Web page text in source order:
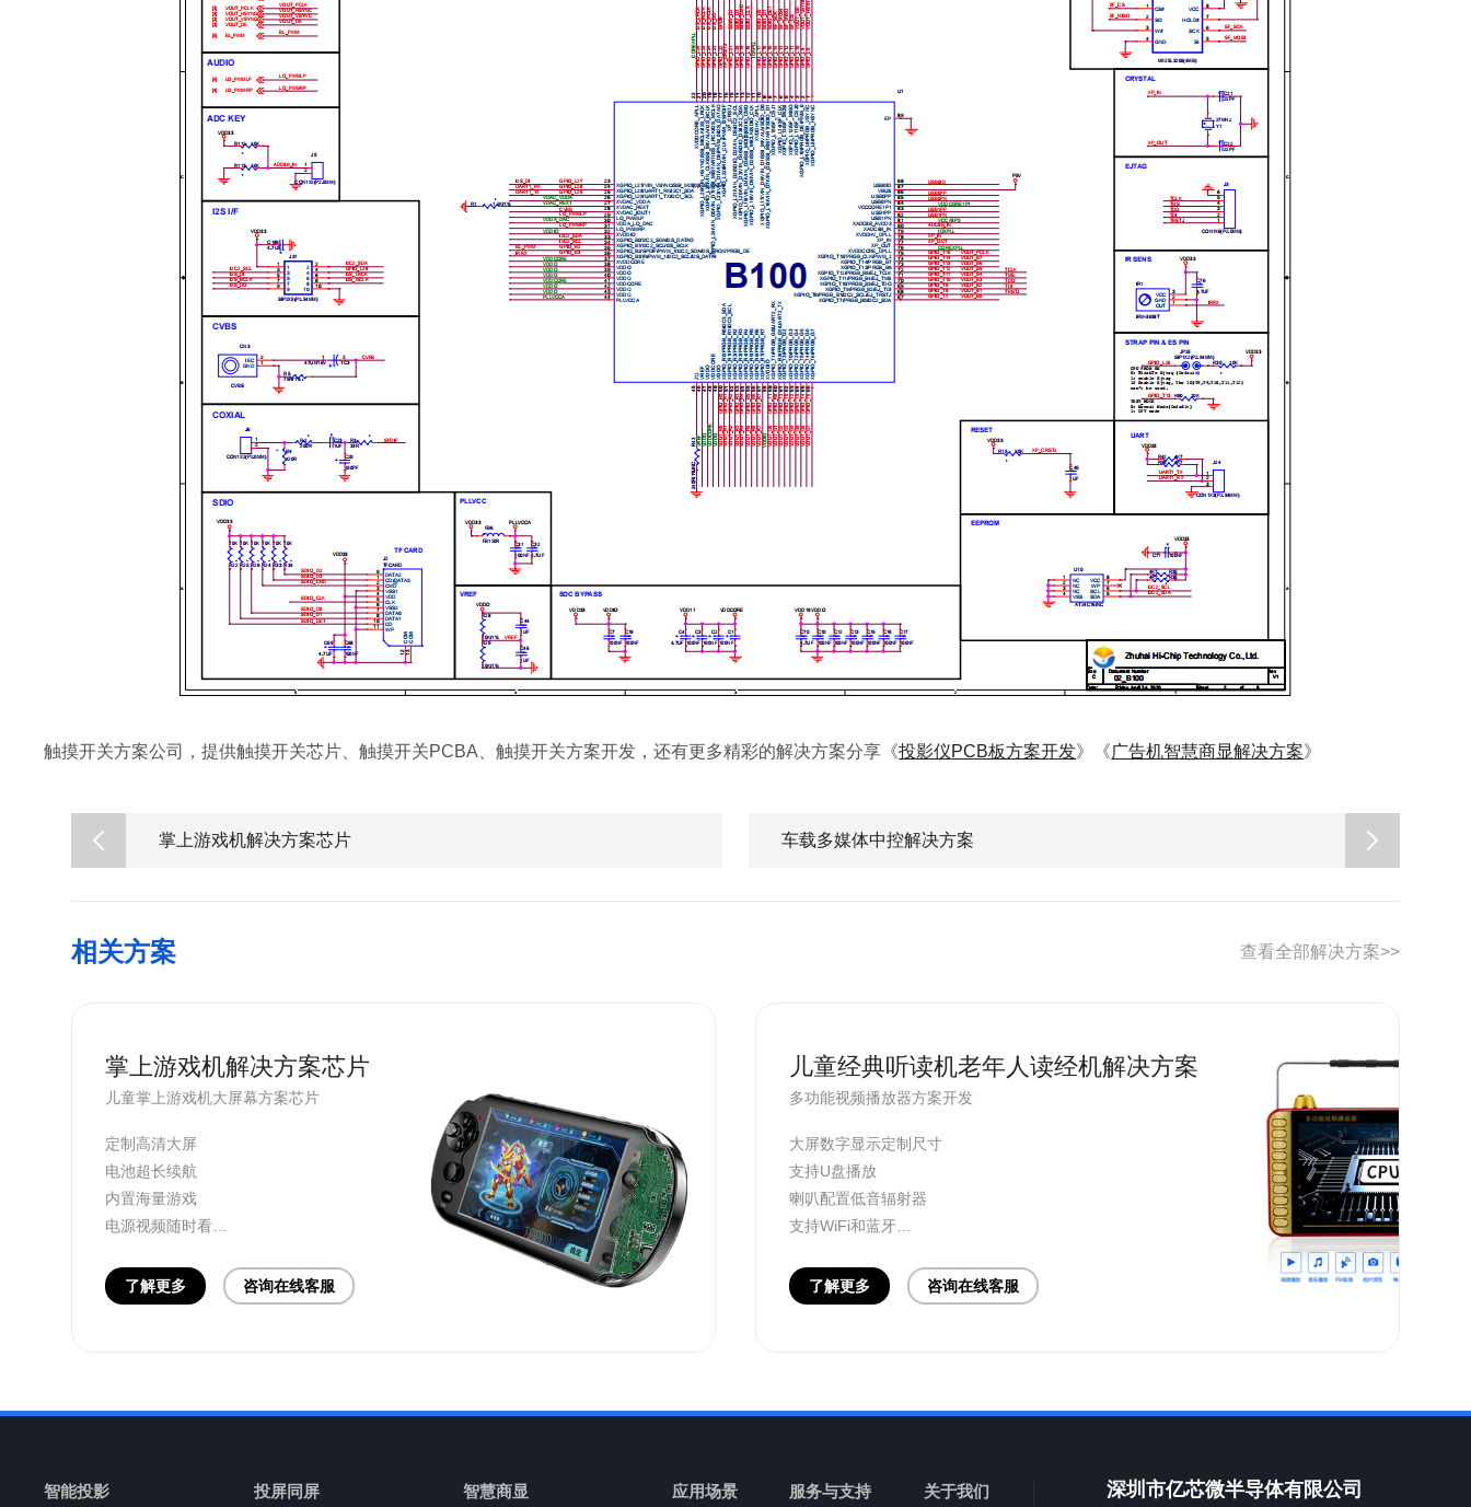
触摸开关方案公司，提供触摸开关芯片、触摸开关PCBA、触摸开关方案开发，还有更多精彩的解决方案分享《投影仪PCB板方案开发》《广告机智慧商显解决方案》
掌上游戏机解决方案芯片 车载多媒体中控解决方案
相关方案 查看全部解决方案>>
掌上游戏机解决方案芯片
儿童掌上游戏机大屏幕方案芯片
定制高清大屏
电池超长续航
内置海量游戏
电源视频随时看
了解更多
咨询在线客服
儿童经典听读机老年人读经机解决方案
多功能视频播放器方案开发
大屏数字显示定制尺寸
支持U盘播放
喇叭配置低音辐射器
支持WiFi和蓝牙
了解更多
咨询在线客服
智能投影 投屏同屏 智慧商显 应用场景 服务与支持 关于我们 深圳市亿芯微半导体有限公司